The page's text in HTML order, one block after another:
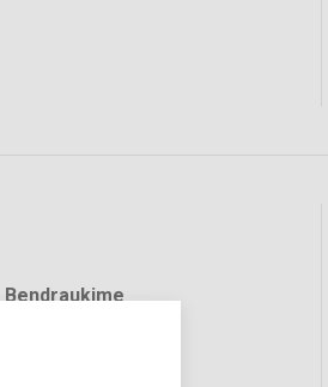
Bendraukime